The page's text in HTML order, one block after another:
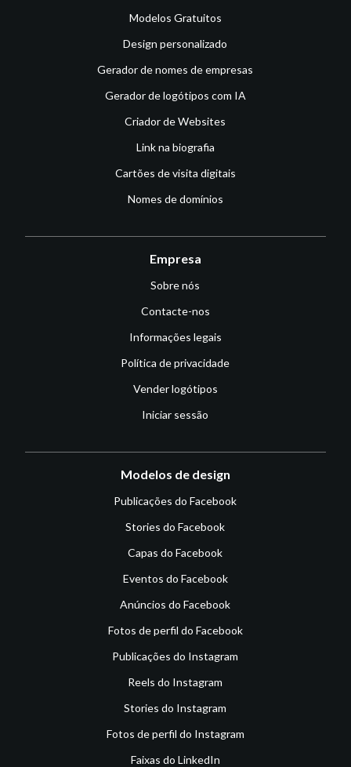
Modelos Gratuitos
Design personalizado
Gerador de nomes de empresas
Gerador de logótipos com IA
Criador de Websites
Link na biografia
Cartões de visita digitais
Nomes de domínios
Empresa
Sobre nós
Contacte-nos
Informações legais
Política de privacidade
Vender logótipos
Iniciar sessão
Modelos de design
Publicações do Facebook
Stories do Facebook
Capas do Facebook
Eventos do Facebook
Anúncios do Facebook
Fotos de perfil do Facebook
Publicações do Instagram
Reels do Instagram
Stories do Instagram
Fotos de perfil do Instagram
Faixas do LinkedIn